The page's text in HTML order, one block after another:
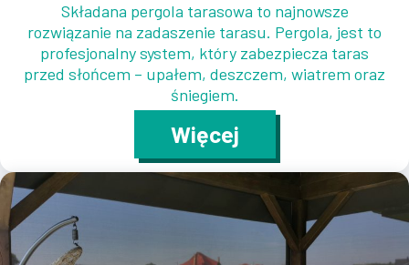
Składana pergola tarasowa to najnowsze
rozwiązanie na zadaszenie tarasu. Pergola, jest to
profesjonalny system, który zabezpiecza taras
przed słońcem – upałem, deszczem, wiatrem oraz
śniegiem.
Więcej